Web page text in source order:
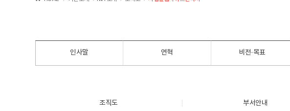
인사말 연혁 비전·목표
조직도 부서안내